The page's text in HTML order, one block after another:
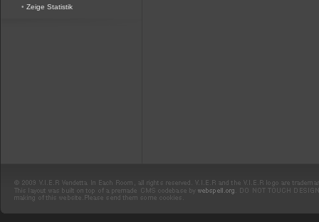
• Zeige Statistik